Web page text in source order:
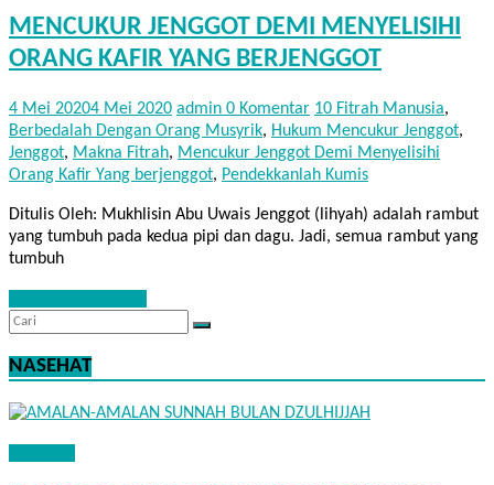
MENCUKUR JENGGOT DEMI MENYELISIHI
ORANG KAFIR YANG BERJENGGOT
4 Mei 20204 Mei 2020 admin 0 Komentar 10 Fitrah Manusia,
Berbedalah Dengan Orang Musyrik, Hukum Mencukur Jenggot,
Jenggot, Makna Fitrah, Mencukur Jenggot Demi Menyelisihi
Orang Kafir Yang berjenggot, Pendekkanlah Kumis
Ditulis Oleh: Mukhlisin Abu Uwais Jenggot (lihyah) adalah rambut
yang tumbuh pada kedua pipi dan dagu. Jadi, semua rambut yang
tumbuh
NASEHAT